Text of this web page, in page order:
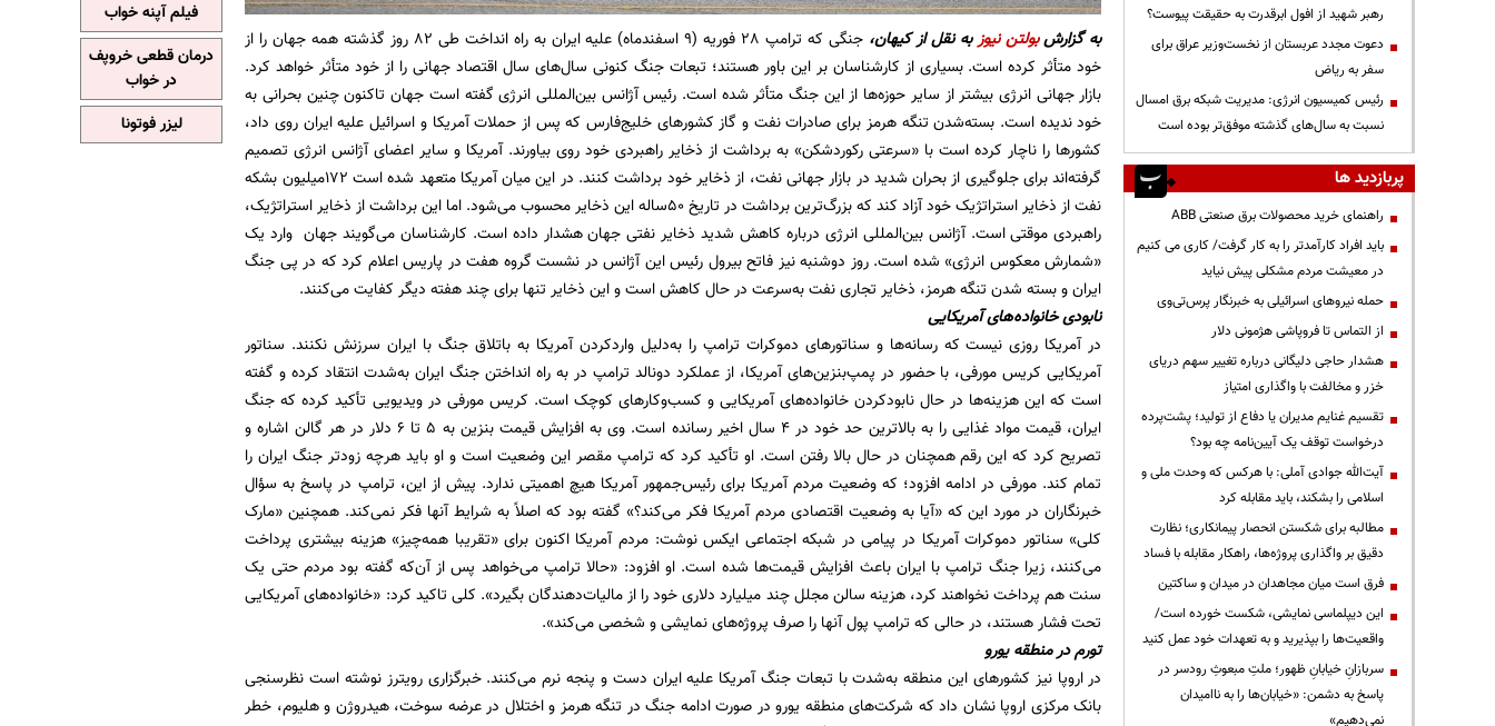
به گزارشبولتن نیوزبه نقل از کیهان،
جنگی که ترامپ 28 فوریه (9 اسفندماه) علیه ایران به راه انداخت طی 82 روز گذشته همه جهان را از
خود متأثر کرده است. بسیاری از کارشناسان بر این باور هستند؛ تبعات جنگ کنونی سال‌های سال اقتصاد جهانی را از خود متأثر خواهد کرد.
بازار جهانی انرژی بیشتر از سایر حوزه‌ها از این جنگ متأثر شده است. رئیس آژانس بین‌المللی انرژی گفته است جهان تاکنون چنین بحرانی به
خود ندیده است. بسته‌شدن تنگه هرمز برای صادرات نفت و گاز کشورهای خلیج‌فارس که پس از حملات آمریکا و اسرائیل علیه ایران روی داد،
کشورها را ناچار کرده است با «سرعتی رکوردشکن» به برداشت از ذخایر راهبردی خود روی بیاورند. آمریکا و سایر اعضای آژانس انرژی تصمیم
گرفته‌اند برای جلوگیری از بحران شدید در بازار جهانی نفت، از ذخایر خود برداشت کنند. در این میان آمریکا متعهد شده است ۱۷۲میلیون بشکه
نفت از ذخایر استراتژیک خود آزاد کند که بزرگ‌ترین برداشت در تاریخ ۵۰ساله این ذخایر محسوب می‌شود. اما این برداشت از ذخایر استراتژیک،
راهبردی موقتی است. آژانس بین‌المللی انرژی درباره کاهش شدید ذخایر نفتی جهان هشدار داده است. کارشناسان می‌گویند جهان وارد یک
«شمارش معکوس انرژی» شده است. روز دوشنبه نیز فاتح بیرول رئیس این آژانس در نشست گروه هفت در پاریس اعلام کرد که در پی جنگ
ایران و بسته شدن تنگه هرمز، ذخایر تجاری نفت به‌سرعت در حال کاهش است و این ذخایر تنها برای چند هفته دیگر کفایت می‌کنند.
نابودی خانواده‌های آمریکایی
در آمریکا روزی نیست که رسانه‌ها و سناتورهای دموکرات ترامپ را به‌دلیل واردکردن آمریکا به باتلاق جنگ با ایران سرزنش نکنند. سناتور
آمریکایی کریس مورفی، با حضور در پمپ‌بنزین‌های آمریکا، از عملکرد دونالد ترامپ در به راه انداختن جنگ ایران به‌شدت انتقاد کرده و گفته
است که این هزینه‌ها در حال نابودکردن خانواده‌های آمریکایی و کسب‌وکارهای کوچک است. کریس مورفی در ویدیویی تأکید کرده که جنگ
ایران، قیمت مواد غذایی را به بالاترین حد خود در ۴ سال اخیر رسانده است. وی به افزایش قیمت بنزین به ۵ تا ۶ دلار در هر گالن اشاره و
تصریح کرد که این رقم همچنان در حال بالا رفتن است. او تأکید کرد که ترامپ مقصر این وضعیت است و او باید هرچه زودتر جنگ ایران را
تمام کند. مورفی در ادامه افزود؛ که وضعیت مردم آمریکا برای رئیس‌جمهور آمریکا هیچ اهمیتی ندارد. پیش از این، ترامپ در پاسخ به سؤال
خبرنگاران در مورد این که «آیا به وضعیت اقتصادی مردم آمریکا فکر می‌کند؟» گفته بود که اصلاً به شرایط آنها فکر نمی‌کند. همچنین «مارک
کلی» سناتور دموکرات آمریکا در پیامی در شبکه اجتماعی ایکس نوشت: مردم آمریکا اکنون برای «تقریبا همه‌چیز» هزینه بیشتری پرداخت
می‌کنند، زیرا جنگ ترامپ با ایران باعث افزایش قیمت‌ها شده است. او افزود: «حالا ترامپ می‌خواهد پس از آن‌که گفته بود مردم حتی یک
سنت هم پرداخت نخواهند کرد، هزینه سالن مجلل چند میلیارد دلاری خود را از مالیات‌دهندگان بگیرد». کلی تاکید کرد: «خانواده‌های آمریکایی
تحت فشار هستند، در حالی که ترامپ پول آنها را صرف پروژه‌های نمایشی و شخصی می‌کند».
تورم در منطقه یورو
در اروپا نیز کشورهای این منطقه به‌شدت با تبعات جنگ آمریکا علیه ایران دست و پنجه نرم می‌کنند. خبرگزاری رویترز نوشته است نظرسنجی
بانک مرکزی اروپا نشان داد که شرکت‌های منطقه یورو در صورت ادامه جنگ در تنگه هرمز و اختلال در عرضه سوخت، هیدروژن و هلیوم، خطر
رهبر شهید از افول ابرقدرت به حقیقت پیوست؟
دعوت مجدد عربستان از نخست‌وزیر عراق برای
سفر به ریاض
رئیس کمیسیون انرژی: مدیریت شبکه برق امسال
نسبت به سال‌های گذشته موفق‌تر بوده است
پربازدید ها
راهنمای خرید محصولات برق صنعتی ABB
باید افراد کارآمدتر را به کار گرفت/ کاری می کنیم
در معیشت مردم مشکلی پیش نیاید
حمله نیروهای اسرائیلی به خبرنگار پرس‌تی‌وی
از التماس تا فروپاشی هژمونی دلار
هشدار حاجی دلیگانی درباره تغییر سهم دریای
خزر و مخالفت با واگذاری امتیاز
تقسیم غنایم مدیران یا دفاع از تولید؛ پشت‌پرده
درخواست توقف یک آیین‌نامه چه بود؟
آیت‌الله جوادی آملی: با هرکس که وحدت ملی و
اسلامی را بشکند، باید مقابله کرد
مطالبه برای شکستن انحصار پیمانکاری؛ نظارت
دقیق بر واگذاری پروژه‌ها، راهکار مقابله با فساد
فرق است میان مجاهدان در میدان و ساکتین
این دیپلماسی نمایشی، شکست خورده است/
واقعیت‌ها را بپذیرید و به تعهدات خود عمل کنید
سربازانِ خیابانِ ظهور؛ ملتِ مبعوثِ رودسر در
پاسخ به دشمن: «خیابان‌ها را به ناامیدان
نمی‌دهیم»
فیلم آپنه خواب
درمان قطعی خروپف
در خواب
لیزر فوتونا